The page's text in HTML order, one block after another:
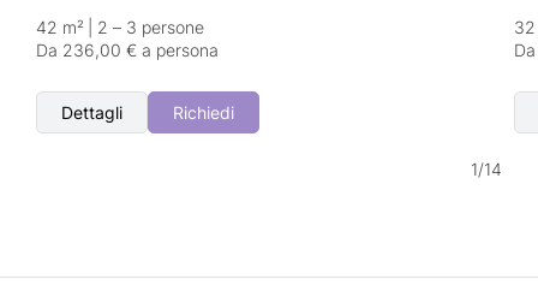
42 m²
2 – 3 persone
Da 236,00 € a persona
Dettagli Richiedi
32
1/14